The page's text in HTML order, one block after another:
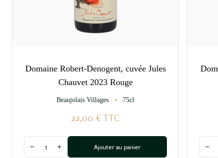
Domaine Robert-Denogent, cuvée Jules
Chauvet 2023 Rouge
Beaujolais Villages 75cl
22,00 €TTC
Diminuer la quantité
Augmenter la quantité
Ajouter au panier